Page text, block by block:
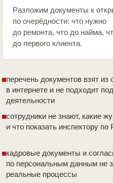
Разложим документы к
по очерёдности: что нужно
до ремонта, что до найма,
до первого клиента.
перечень документов взят из
в интернете и не подходит
деятельности
сотрудники не знают, какие
и что показать инспектору по
кадровые документы и
по персональным данным не
реальные процессы